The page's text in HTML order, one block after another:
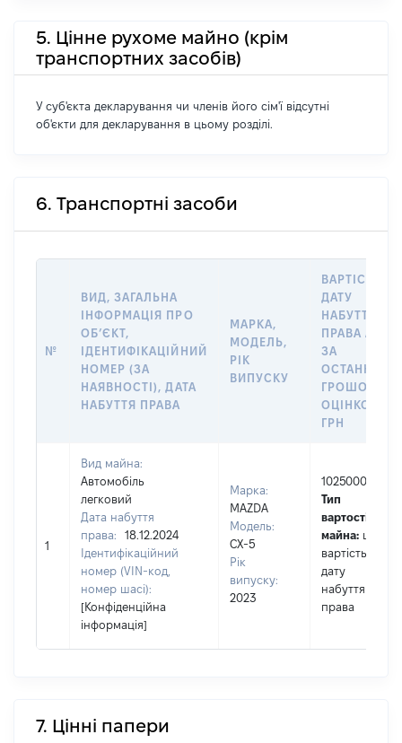
5. Цінне рухоме майно (крім
транспортних засобів)
У суб'єкта декларування чи членів його сім'ї відсутні
об'єкти для декларування в цьому розділі.
6. Транспортні засоби
№
ВИД, ЗАГАЛЬНА
ІНФОРМАЦІЯ ПРО
ОБʼЄКТ,
ІДЕНТИФІКАЦІЙНИЙ
НОМЕР (ЗА
НАЯВНОСТІ), ДАТА
НАБУТТЯ ПРАВА
МАРКА,
МОДЕЛЬ,
РІК
ВИПУСКУ
ВАРТІСТЬ НА
ДАТУ
НАБУТТЯ
ПРАВА АБО
ЗА
ГРОШОВОЮ
ОЦІНКОЮ,
ГРН
1
Вид майна:
Автомобіль
легковий
Дата набуття
права:
18.12.2024
Ідентифікаційний
номер (VIN-код,
номер шасі):
[Конфіденційна
інформація]
Марка:
MAZDA
Модель:
CX-5
Рік
випуску:
2023
1025000
Тип
вартості
майна: це
вартість на
дату
набуття
права
7. Цінні папери